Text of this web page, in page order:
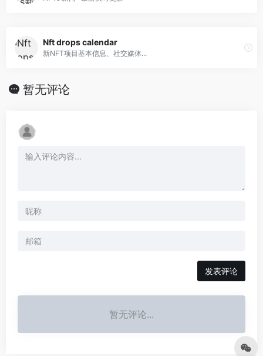
Nft drops calendar
新NFT项目基本信息、社交媒体...
暂无评论
发表评论
暂无评论...